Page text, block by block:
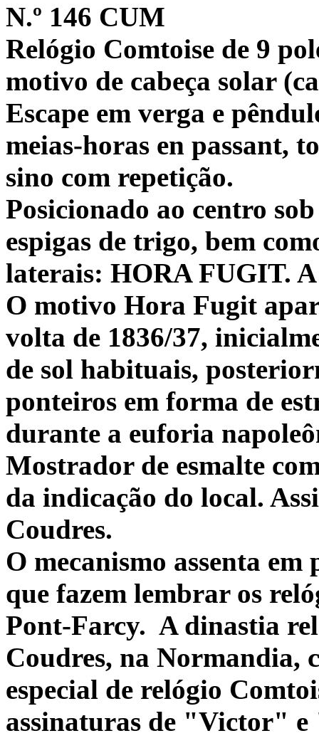
N.º 146 CUM
Relógio Comtoise de 9
motivo de cabeça solar
Escape em verga e
meias-horas en passant,
sino com repetição.
Posicionado ao centro
espigas de trigo, bem
laterais: HORA FUGIT. A
O motivo Hora Fugit
volta de 1836/37,
de sol habituais,
ponteiros em forma de
durante a euforia
Mostrador de esmalte
da indicação do local.
Coudres.
O mecanismo assenta
que fazem lembrar os
Pont-Farcy. A dinastia
Coudres, na Normandia,
especial de relógio
assinaturas de "Victor"